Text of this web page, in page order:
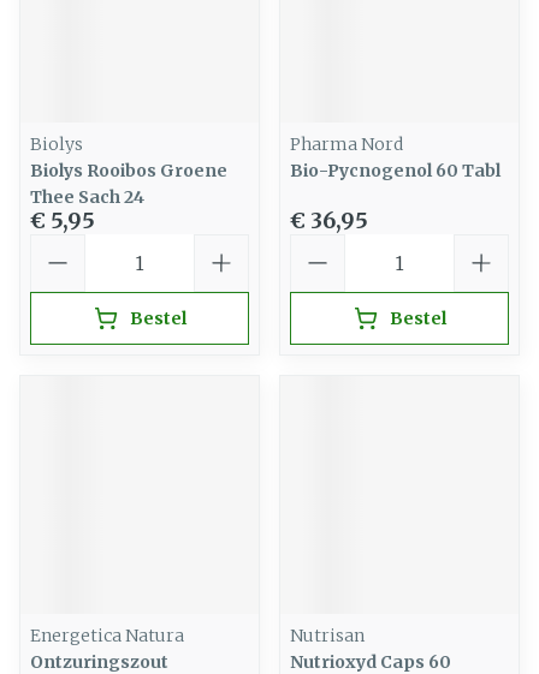
Biolys
Biolys Rooibos Groene
Thee Sach 24
€ 5,95
Bestel
Pharma Nord
Bio-Pycnogenol 60 Tabl
€ 36,95
Bestel
Energetica Natura
Ontzuringszout
Nutrisan
Nutrioxyd Caps 60